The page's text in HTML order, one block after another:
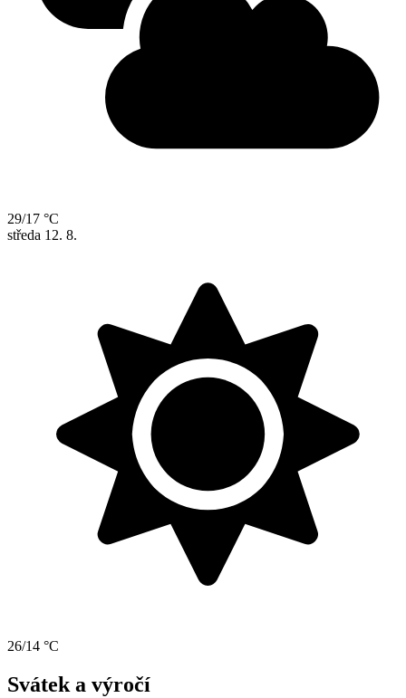
29/17 °C
středa 12. 8.
26/14 °C
Svátek a výročí